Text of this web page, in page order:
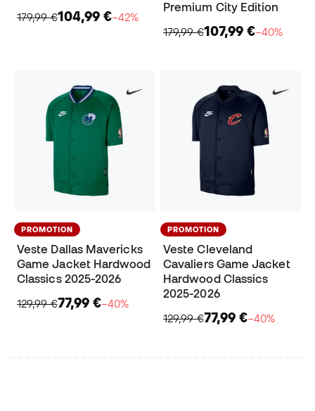
179,99 €104,99 €−42%
Premium City Edition
179,99 €107,99 €−40%
PROMOTION
Veste Dallas Mavericks
Game Jacket Hardwood
Classics 2025-2026
129,99 €77,99 €−40%
PROMOTION
Veste Cleveland
Cavaliers Game Jacket
Hardwood Classics
2025-2026
129,99 €77,99 €−40%